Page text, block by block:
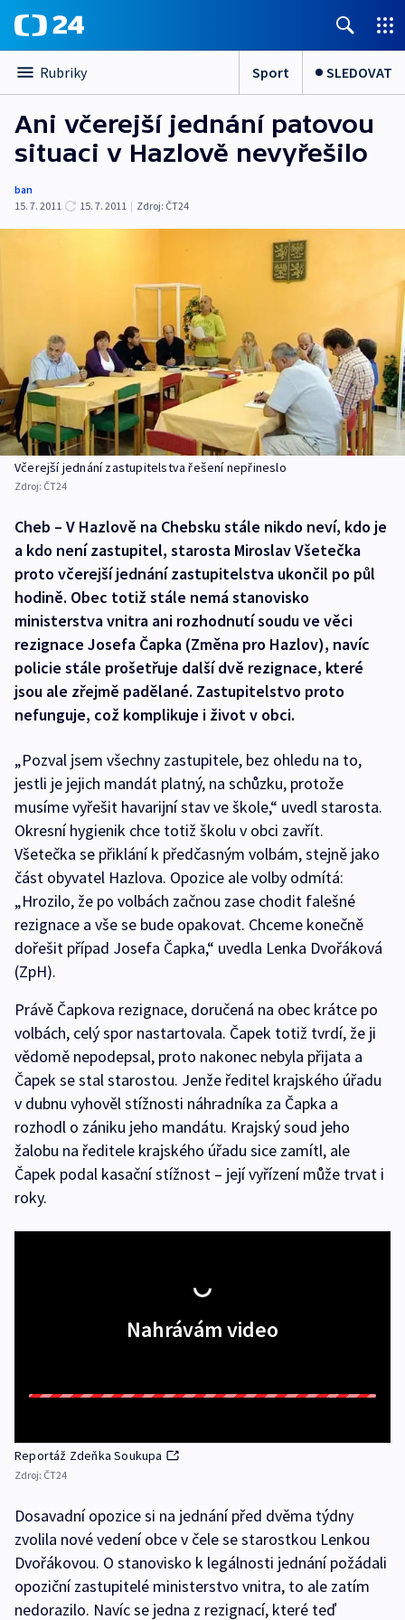
Rubriky Sport SLEDOVAT
Ani včerejší jednání patovou
situaci v Hazlově nevyřešilo
ban
15. 7. 2011
15. 7. 2011 | Zdroj: ČT24
Včerejší jednání zastupitelstva řešení nepřineslo
Zdroj: ČT24
Cheb – V Hazlově na Chebsku stále nikdo neví, kdo je
a kdo není zastupitel, starosta Miroslav Všetečka
proto včerejší jednání zastupitelstva ukončil po půl
hodině. Obec totiž stále nemá stanovisko
ministerstva vnitra ani rozhodnutí soudu ve věci
rezignace Josefa Čapka (Změna pro Hazlov), navíc
policie stále prošetřuje další dvě rezignace, které
jsou ale zřejmě padělané. Zastupitelstvo proto
nefunguje, což komplikuje i život v obci.
„Pozval jsem všechny zastupitele, bez ohledu na to,
jestli je jejich mandát platný, na schůzku, protože
musíme vyřešit havarijní stav ve škole,“ uvedl starosta.
Okresní hygienik chce totiž školu v obci zavřít.
Všetečka se přiklání k předčasným volbám, stejně jako
část obyvatel Hazlova. Opozice ale volby odmítá:
„Hrozilo, že po volbách začnou zase chodit falešné
rezignace a vše se bude opakovat. Chceme konečně
dořešit případ Josefa Čapka,“ uvedla Lenka Dvořáková
(ZpH).
Právě Čapkova rezignace, doručená na obec krátce po
volbách, celý spor nastartovala. Čapek totiž tvrdí, že ji
vědomě nepodepsal, proto nakonec nebyla přijata a
Čapek se stal starostou. Jenže ředitel krajského úřadu
v dubnu vyhověl stížnosti náhradníka za Čapka a
rozhodl o zániku jeho mandátu. Krajský soud jeho
žalobu na ředitele krajského úřadu sice zamítl, ale
Čapek podal kasační stížnost – její vyřízení může trvat i
roky.
Nahrávám video
Reportáž Zdeňka Soukupa
Zdroj: ČT24
Dosavadní opozice si na jednání před dvěma týdny
zvolila nové vedení obce v čele se starostkou Lenkou
Dvořákovou. O stanovisko k legálnosti jednání požádali
opoziční zastupitelé ministerstvo vnitra, to ale zatím
nedorazilo. Navíc se jedna z rezignací, které teď